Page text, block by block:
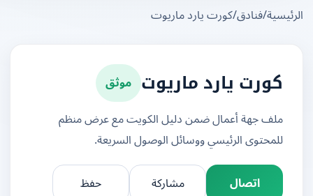
/فنادق/كورت يارد ماريوت
كورت يارد ماريوت
موثق
ملف جهة أعمال ضمن دليل الكويت مع عرض منظم
للمحتوى الرئيسي ووسائل الوصول السريعة.
اتصال
مشاركة